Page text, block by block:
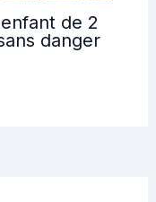
de 2
danger